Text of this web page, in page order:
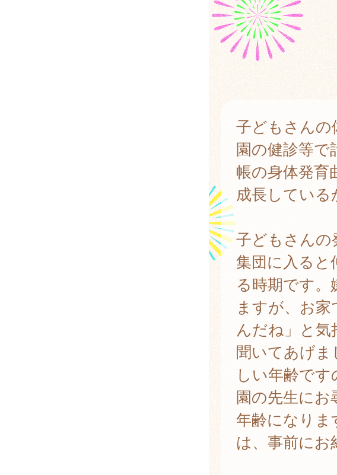
子どもさん
園の健診等で
帳の身体発育
成長している
子どもさん
集団に入ると
る時期です
ますが、お
んだね」と気
聞いてあげま
しい年齢です
園の先生にお
年齢になりま
は、事前にお